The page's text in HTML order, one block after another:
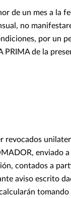
de un mes a la
no
por un
PRIMA de la
revocados
enviado
contados a
aviso escrito